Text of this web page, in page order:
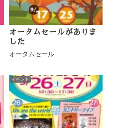
オータムセールがありま
した
オータムセール
イベント